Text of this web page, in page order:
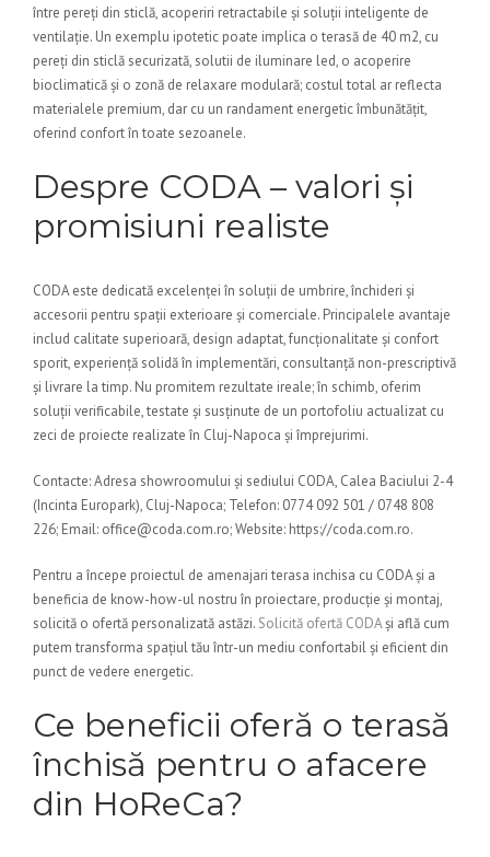
între pereți din sticlă, acoperiri retractabile și soluții inteligente de
ventilație. Un exemplu ipotetic poate implica o terasă de 40 m2, cu
pereți din sticlă securizată, solutii de iluminare led, o acoperire
bioclimatică și o zonă de relaxare modulară; costul total ar reflecta
materialele premium, dar cu un randament energetic îmbunătățit,
oferind confort în toate sezoanele.
Despre CODA – valori și
promisiuni realiste
CODA este dedicată excelenței în soluții de umbrire, închideri și
accesorii pentru spații exterioare și comerciale. Principalele avantaje
includ calitate superioară, design adaptat, funcționalitate și confort
sporit, experiență solidă în implementări, consultanță non-prescriptivă
și livrare la timp. Nu promitem rezultate ireale; în schimb, oferim
soluții verificabile, testate și susținute de un portofoliu actualizat cu
zeci de proiecte realizate în Cluj-Napoca și împrejurimi.
Contacte: Adresa showroomului și sediului CODA, Calea Baciului 2-4
(Incinta Europark), Cluj-Napoca; Telefon: 0774 092 501 / 0748 808
226; Email: office@coda.com.ro; Website: https://coda.com.ro.
Pentru a începe proiectul de amenajari terasa inchisa cu CODA și a
beneficia de know-how-ul nostru în proiectare, producție și montaj,
solicită o ofertă personalizată astăzi. Solicită ofertă CODAși află cum
putem transforma spațiul tău într-un mediu confortabil și eficient din
punct de vedere energetic.
Ce beneficii oferă o terasă
închisă pentru o afacere
din HoReCa?